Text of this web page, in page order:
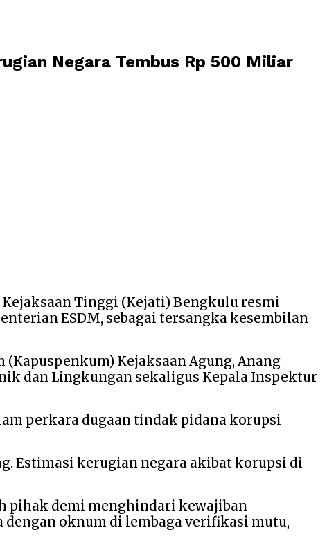
Negara Tembus Rp 500 Miliar
Tinggi (Kejati) Bengkulu resmi
ESDM, sebagai tersangka kesembilan
Kejaksaan Agung, Anang
dan Lingkungan sekaligus Kepala Inspektur
perkara dugaan tindak pidana korupsi
Estimasi kerugian negara akibat korupsi di
pihak demi menghindari kewajiban
dengan oknum di lembaga verifikasi mutu,